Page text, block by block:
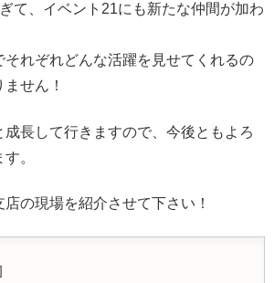
て、イベント21にも新たな仲間が加わ
それぞれどんな活躍を見せてくれるの
せん！
長して行きますので、今後ともよろ
。
の現場を紹介させて下さい！